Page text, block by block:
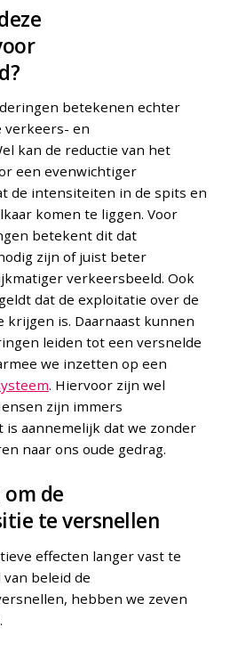
betekenen echter
verkeers- en
kan de reductie van het
een evenwichtiger
de intensiteiten in de spits en
komen te liggen. Voor
betekent dit dat
zijn of juist beter
verkeersbeeld. Ook
dat de exploitatie over de
krijgen is. Daarnaast kunnen
leiden tot een versnelde
we inzetten op een
. Hiervoor zijn wel
zijn immers
aannemelijk dat we zonder
naar ons oude gedrag.
om de
te versnellen
effecten langer vast te
beleid de
hebben we zeven